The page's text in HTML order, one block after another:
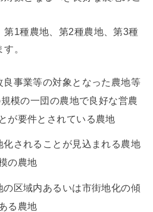
第1種農地、第2種農地、第3種
。
事業等の対象となった農地等
模の一団の農地で良好な営農
が要件とされている農地
されることが見込まれる農地
の農地
区域内あるいは市街地化の傾
る農地